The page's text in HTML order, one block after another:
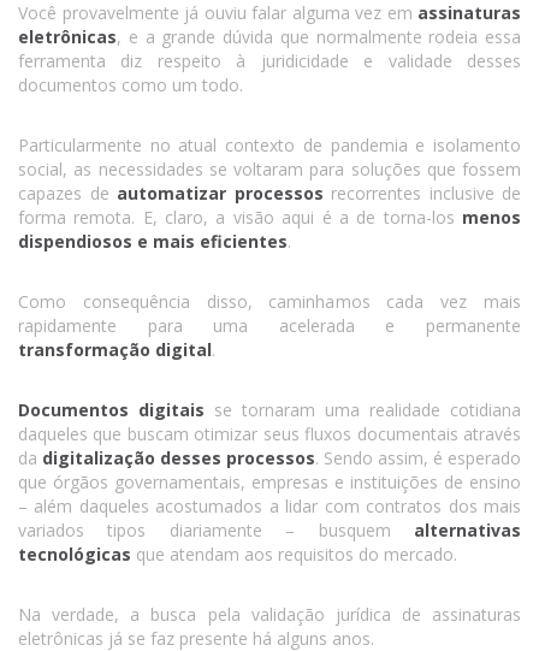
Você provavelmente já ouviu falar alguma vez em assinaturas
eletrônicas, e a grande dúvida que normalmente rodeia essa
ferramenta diz respeito à juridicidade e validade desses
documentos como um todo.
Particularmente no atual contexto de pandemia e isolamento
social, as necessidades se voltaram para soluções que fossem
capazes de automatizar processos recorrentes inclusive de
forma remota. E, claro, a visão aqui é a de torna-los menos
dispendiosos e mais eficientes.
Como consequência disso, caminhamos cada vez mais
rapidamente para uma acelerada e permanente
transformação digital.
Documentos digitais se tornaram uma realidade cotidiana
daqueles que buscam otimizar seus fluxos documentais através
da digitalização desses processos. Sendo assim, é esperado
que órgãos governamentais, empresas e instituições de ensino
– além daqueles acostumados a lidar com contratos dos mais
variados tipos diariamente – busquem alternativas
tecnológicas que atendam aos requisitos do mercado.
Na verdade, a busca pela validação jurídica de assinaturas
eletrônicas já se faz presente há alguns anos.